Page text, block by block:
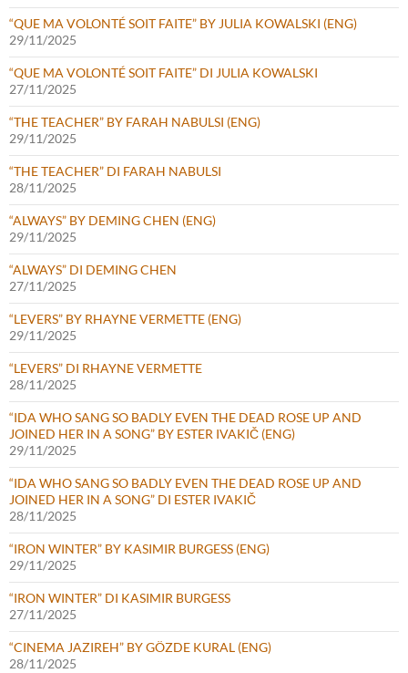
“QUE MA VOLONTÉ SOIT FAITE” BY JULIA KOWALSKI (ENG)
29/11/2025
“QUE MA VOLONTÉ SOIT FAITE” DI JULIA KOWALSKI
27/11/2025
“THE TEACHER” BY FARAH NABULSI (ENG)
29/11/2025
“THE TEACHER” DI FARAH NABULSI
28/11/2025
“ALWAYS” BY DEMING CHEN (ENG)
29/11/2025
“ALWAYS” DI DEMING CHEN
27/11/2025
“LEVERS” BY RHAYNE VERMETTE (ENG)
29/11/2025
“LEVERS” DI RHAYNE VERMETTE
28/11/2025
“IDA WHO SANG SO BADLY EVEN THE DEAD ROSE UP AND
JOINED HER IN A SONG” BY ESTER IVAKIČ (ENG)
29/11/2025
“IDA WHO SANG SO BADLY EVEN THE DEAD ROSE UP AND
JOINED HER IN A SONG” DI ESTER IVAKIČ
28/11/2025
“IRON WINTER” BY KASIMIR BURGESS (ENG)
29/11/2025
“IRON WINTER” DI KASIMIR BURGESS
27/11/2025
“CINEMA JAZIREH” BY GÖZDE KURAL (ENG)
28/11/2025